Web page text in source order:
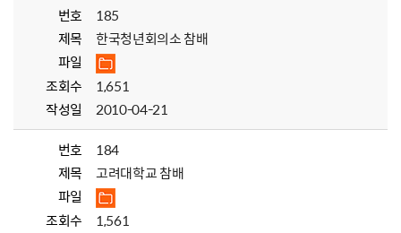
번호
185
제목
한국청년회의소 참배
파일
조회수
1,651
작성일
2010-04-21
번호
184
제목
고려대학교 참배
파일
조회수
1,561